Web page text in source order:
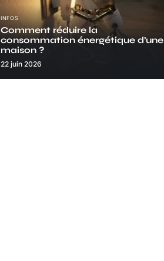
INFOS
Comment réduire la
consommation énergétique d’une
maison ?
22 juin 2026